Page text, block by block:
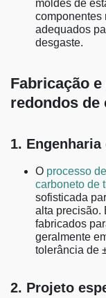
moldes de
componentes
adequados
desgaste.
Fabricação
redondos de
1.
O processo
carboneto de
sofisticada
alta precisão.
fabricados
geralmente
tolerância de
2. Projeto